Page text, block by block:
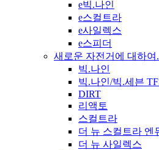
e빅.나인
e스컬트라
e사일렉스
e스피더
새로운 자전거에 대하여
빅.나인
빅.나인/빅.세븐
DIRT
리액토
스컬트라
더 뉴 스컬트라 엔
더 뉴 사일렉스